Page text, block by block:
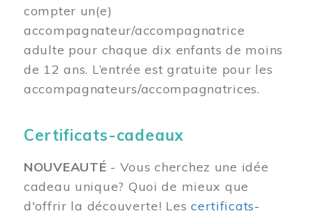
compter un(e)
accompagnateur/accompagnatrice
adulte pour chaque dix enfants de moins
de 12 ans. L’entrée est gratuite pour les
accompagnateurs/accompagnatrices.
Certificats-cadeaux
NOUVEAUTÉ - Vous cherchez une idée
cadeau unique? Quoi de mieux que
d'offrir la découverte! Lescertificats-